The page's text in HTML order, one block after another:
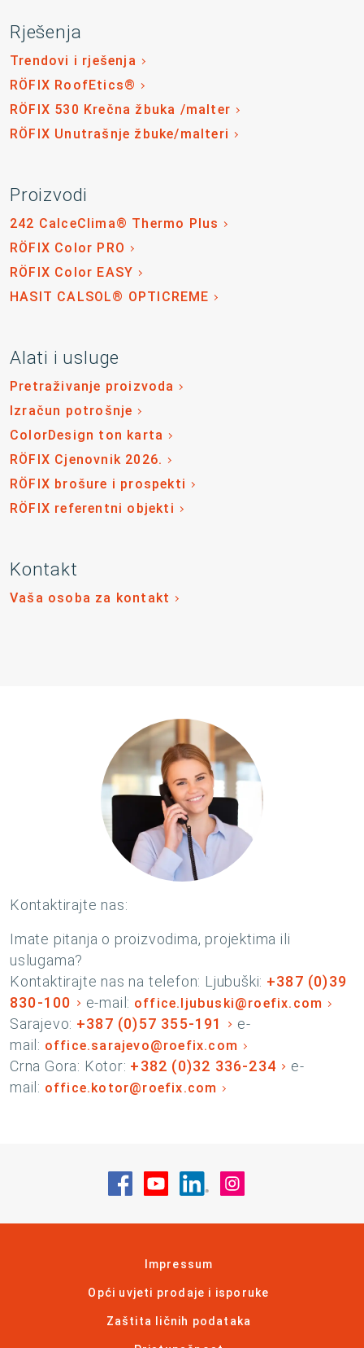
Rješenja
Trendovi i rješenja
RÖFIX RoofEtics®
RÖFIX 530 Krečna žbuka /malter
RÖFIX Unutrašnje žbuke/malteri
Proizvodi
242 CalceClima® Thermo Plus
RÖFIX Color PRO
RÖFIX Color EASY
HASIT CALSOL® OPTICREME
Alati i usluge
Pretraživanje proizvoda
Izračun potrošnje
ColorDesign ton karta
RÖFIX Cjenovnik 2026.
RÖFIX brošure i prospekti
RÖFIX referentni objekti
Kontakt
Vaša osoba za kontakt
Kontaktirajte nas:
Imate pitanja o proizvodima, projektima ili
uslugama?
Kontaktirajte nas na telefon: Ljubuški: +387 (0)39
830-100
e-mail: office.ljubuski@roefix.com
Sarajevo: +387 (0)57 355-191
e-
mail: office.sarajevo@roefix.com
Crna Gora: Kotor: +382 (0)32 336-234
e-
mail: office.kotor@roefix.com
Posjetite nas na Facebook
Posjetite nas na YouTube
Posjetite nas na
Impressum
Opći uvjeti prodaje i isporuke
Zaštita ličnih podataka